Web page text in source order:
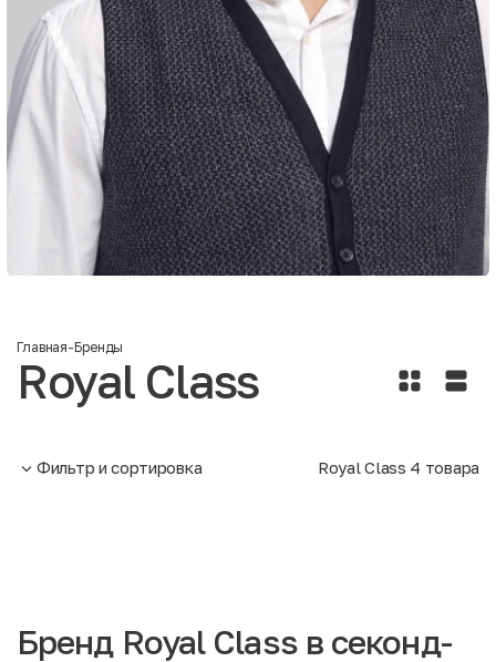
Главная-Бренды
Royal Class
Фильтр и сортировка Royal Class 4 товара
Бренд Royal Class в секонд-